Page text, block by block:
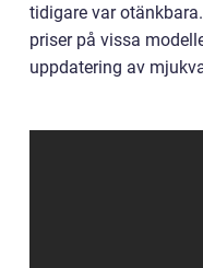
tidigare var
priser på vissa
uppdatering av